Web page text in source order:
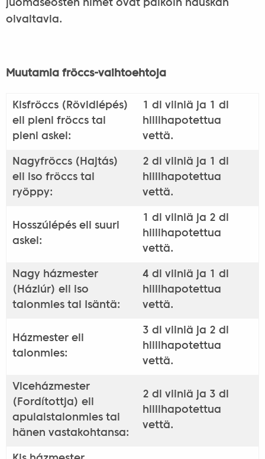
juomaseosten nimet ovat paikoin hauskan
oivaltavia.
Muutamia fröccs-vaihtoehtoja
Kisfröccs (Rövidlépés)
eli pieni fröccs tai
pieni askel:
1 dl viiniä ja 1 dl
hiilihapotettua
vettä.
Nagyfröccs (Hajtás)
eli iso fröccs tai
ryöppy:
2 dl viiniä ja 1 dl
hiilihapotettua
vettä.
Hosszúlépés eli suuri
askel:
1 dl viiniä ja 2 dl
hiilihapotettua
vettä.
Nagy házmester
(Háziúr) eli iso
talonmies tai Isäntä:
4 dl viiniä ja 1 dl
hiilihapotettua
vettä.
Házmester eli
talonmies:
3 dl viiniä ja 2 dl
hiilihapotettua
vettä.
Viceházmester
(Fordítottja) eli
apulaistalonmies tai
hänen vastakohtansa:
2 dl viiniä ja 3 dl
hiilihapotettua
vettä.